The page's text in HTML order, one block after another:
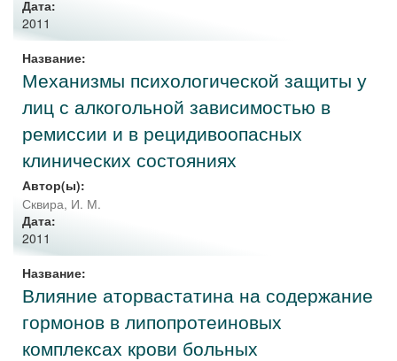
Дата:
2011
Название:
Механизмы психологической защиты у
лиц с алкогольной зависимостью в
ремиссии и в рецидивоопасных
клинических состояниях
Автор(ы):
Сквира, И. М.
Дата:
2011
Название:
Влияние аторвастатина на содержание
гормонов в липопротеиновых
комплексах крови больных